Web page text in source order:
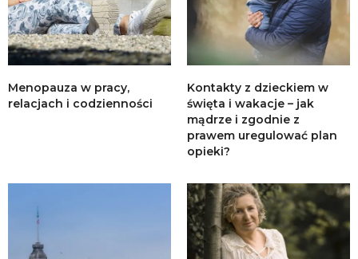
Menopauza w pracy,
relacjach i codzienności
Kontakty z dzieckiem w
święta i wakacje – jak
mądrze i zgodnie z
prawem uregulować plan
opieki?